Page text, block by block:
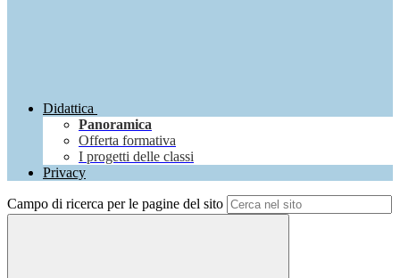
Didattica
Panoramica
Offerta formativa
I progetti delle classi
Privacy
Campo di ricerca per le pagine del sito